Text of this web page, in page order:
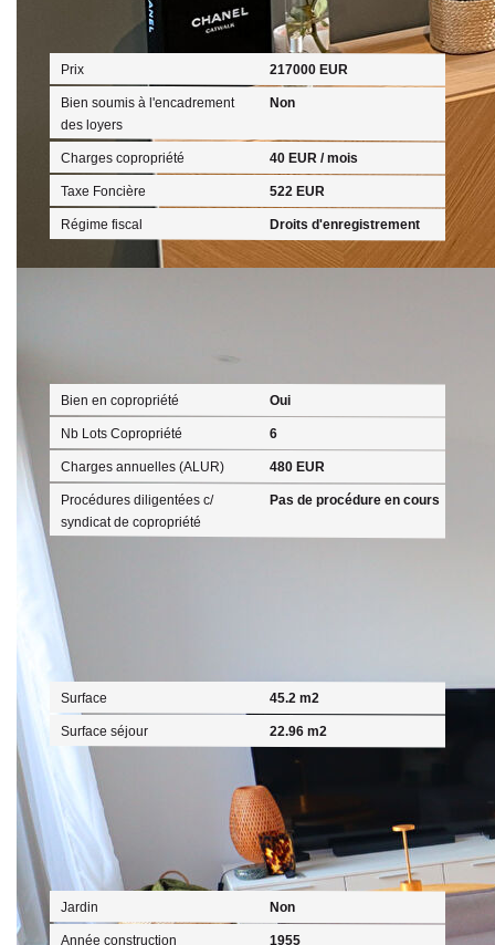
Aspects financiers
Prix 217000 EUR
Bien soumis à l'encadrement
des loyers
Non
Charges copropriété 40 EUR / mois
Taxe Foncière 522 EUR
Régime fiscal Droits d'enregistrement
Bien en copropriété Oui
Nb Lots Copropriété 6
Charges annuelles (ALUR) 480 EUR
Procédures diligentées c/
syndicat de copropriété
Pas de procédure en cours
Surfaces
Surface 45.2 m2
Surface séjour 22.96 m2
Extérieur
Jardin Non
Année construction 1955